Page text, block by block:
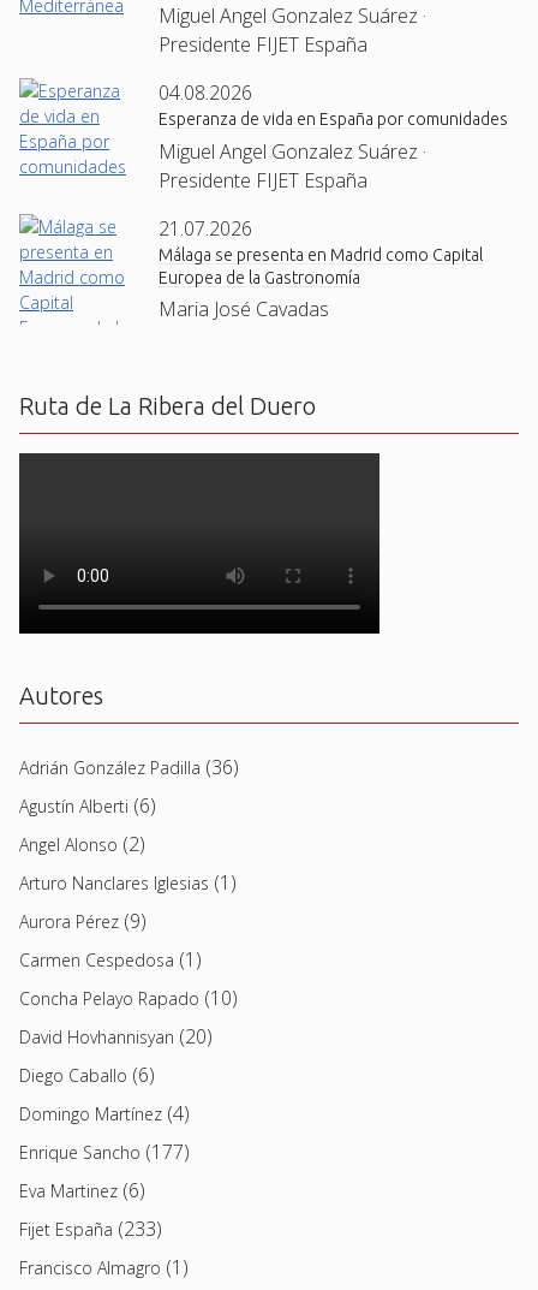
Miguel Angel Gonzalez Suárez ·
Presidente FIJET España
04.08.2026
Esperanza de vida en España por comunidades
Miguel Angel Gonzalez Suárez ·
Presidente FIJET España
21.07.2026
Málaga se presenta en Madrid como Capital
Europea de la Gastronomía
Maria José Cavadas
Ruta de La Ribera del Duero
Autores
Adrián González Padilla (36)
Agustín Alberti (6)
Angel Alonso (2)
Arturo Nanclares Iglesias (1)
Aurora Pérez (9)
Carmen Cespedosa (1)
Concha Pelayo Rapado (10)
David Hovhannisyan (20)
Diego Caballo (6)
Domingo Martínez (4)
Enrique Sancho (177)
Eva Martinez (6)
Fijet España (233)
Francisco Almagro (1)